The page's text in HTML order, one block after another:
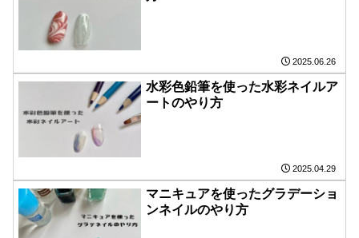
2025.06.26
水彩色鉛筆を使った水彩ネイルア
ートのやり方
2025.04.29
マニキュアを使ったグラデーショ
ンネイルのやり方